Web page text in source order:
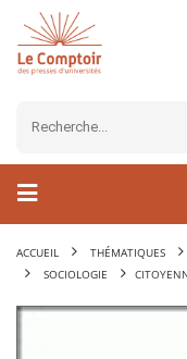
ACCUEIL THÉMATIQUES
SOCIOLOGIE